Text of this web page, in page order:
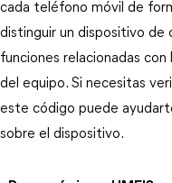
cada teléfono móvil de
distinguir un dispositivo
funciones relacionadas
del equipo. Si necesitas
este código puede
sobre el dispositivo.